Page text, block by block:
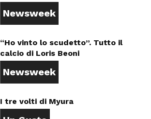
Newsweek
“Ho vinto lo scudetto”. Tutto il
calcio di Loris Beoni
Newsweek
I tre volti di Myura